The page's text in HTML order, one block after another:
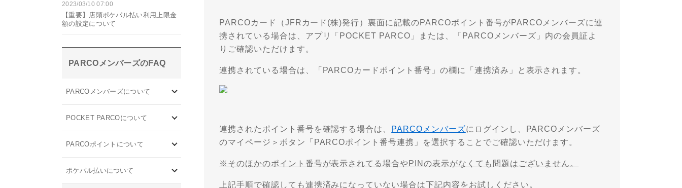
2023/03/10 07:00
【重要】店頭ポケパル払い利用上限金
額の設定について
PARCOメンバーズのFAQ
PARCOメンバーズについて
POCKET PARCOについて
PARCOポイントについて
ポケパル払いについて
PARCOカード（JFRカード(株)発行）裏面に記載のPARCOポイント番号がPARCOメンバーズに連
携されている場合は、アプリ「POCKET PARCO」または、「PARCOメンバーズ」内の会員証よ
りご確認いただけます。
連携されている場合は、「PARCOカードポイント番号」の欄に「連携済み」と表示されます。
連携されたポイント番号を確認する場合は、 PARCOメンバーズにログインし、PARCOメンバーズ
のマイページ＞ボタン「PARCOポイント番号連携」を選択することでご確認いただけます。
※そのほかのポイント番号が表示されてる場合やPINの表示がなくても問題はございません。
上記手順で確認しても連携済みになっていない場合は下記内容をお試しください。